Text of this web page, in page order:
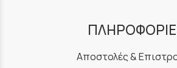
Αποστολές &